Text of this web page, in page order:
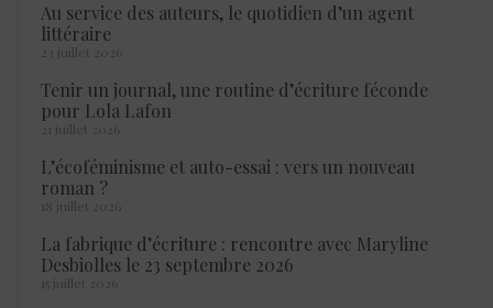
Au service des auteurs, le quotidien d’un agent
littéraire
23 juillet 2026
Tenir un journal, une routine d’écriture féconde
pour Lola Lafon
21 juillet 2026
L’écoféminisme et auto-essai : vers un nouveau
roman ?
18 juillet 2026
La fabrique d’écriture : rencontre avec Maryline
Desbiolles le 23 septembre 2026
15 juillet 2026